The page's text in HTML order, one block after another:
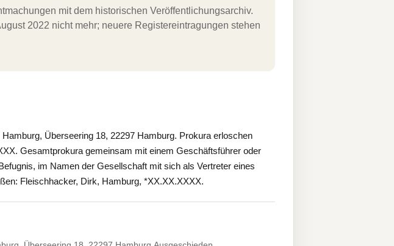
mit dem historischen Veröffentlichungsarchiv.
2022 nicht mehr; neuere Registereintragungen stehen
Überseering 18, 22297 Hamburg. Prokura erloschen
Gesamtprokura gemeinsam mit einem Geschäftsführer oder
im Namen der Gesellschaft mit sich als Vertreter eines
Fleischhacker, Dirk, Hamburg, *XX.XX.XXXX.